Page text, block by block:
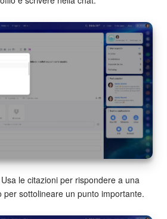
le citazioni per rispondere a una
sottolineare un punto importante.